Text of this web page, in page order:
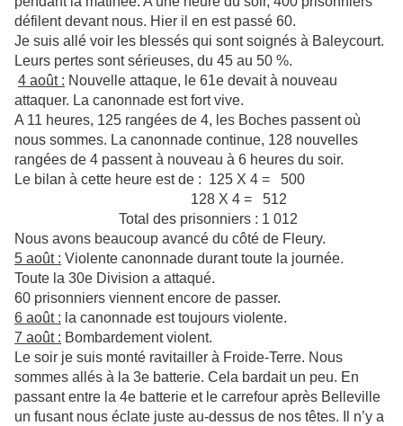
défilent devant nous. Hier il en est passé 60.
Je suis allé voir les blessés qui sont soignés à Baleycourt.
Leurs pertes sont sérieuses, du 45 au 50 %.
4 août : Nouvelle attaque, le 61e devait à nouveau
attaquer. La canonnade est fort vive.
A 11 heures, 125 rangées de 4, les Boches passent où
nous sommes. La canonnade continue, 128 nouvelles
rangées de 4 passent à nouveau à 6 heures du soir.
Le bilan à cette heure est de : 125 X 4 = 500
128 X 4 = 512
Total des prisonniers : 1 012
Nous avons beaucoup avancé du côté de Fleury.
5 août : Violente canonnade durant toute la journée.
Toute la 30e Division a attaqué.
60 prisonniers viennent encore de passer.
6 août : la canonnade est toujours violente.
7 août : Bombardement violent.
Le soir je suis monté ravitailler à Froide-Terre. Nous
sommes allés à la 3e batterie. Cela bardait un peu. En
passant entre la 4e batterie et le carrefour après Belleville
un fusant nous éclate juste au-dessus de nos têtes. Il n’y a